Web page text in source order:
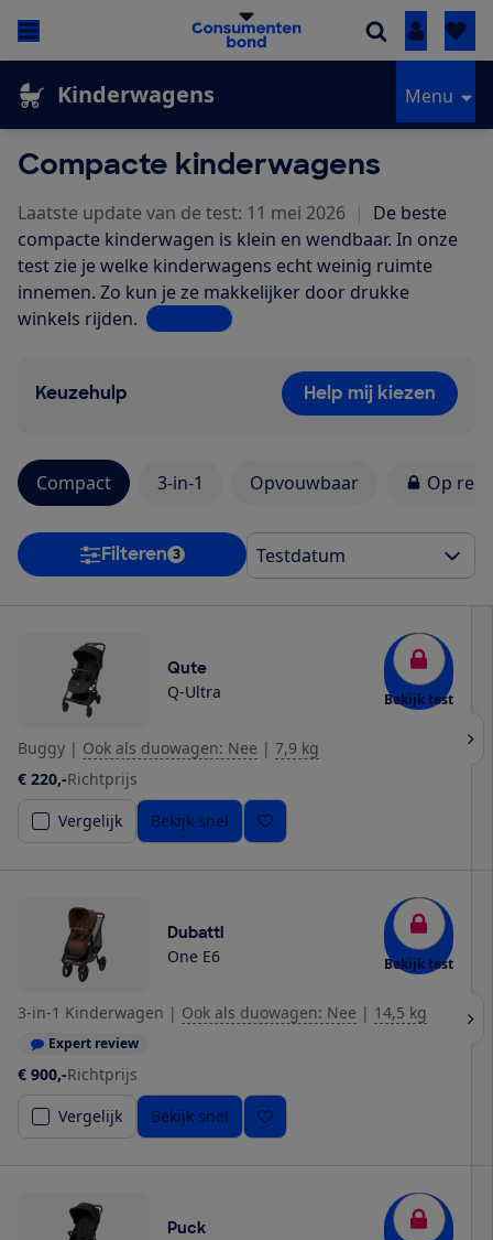
Inloggen
Kinderwagens Menu
Compacte kinderwagens
Laatste update van de test: 11 mei 2026 | De beste
compacte kinderwagen is klein en wendbaar. In onze
test zie je welke kinderwagens echt weinig ruimte
innemen. Zo kun je ze makkelijker door drukke
winkels rijden. Lees meer
Keuzehulp Help mij kiezen
Compact 3-in-1 Opvouwbaar Op
Filteren 3
Qute
Q-Ultra Bekijk test
Buggy | Ook als duowagen: Nee | 7,9 kg
€ 220,-Richtprijs
Vergelijk
Bekijk snel
Dubatti
One E6 Bekijk test
3-in-1 Kinderwagen | Ook als duowagen: Nee | 14,5 kg
Expert review
€ 900,-Richtprijs
Vergelijk
Bekijk snel
Puck